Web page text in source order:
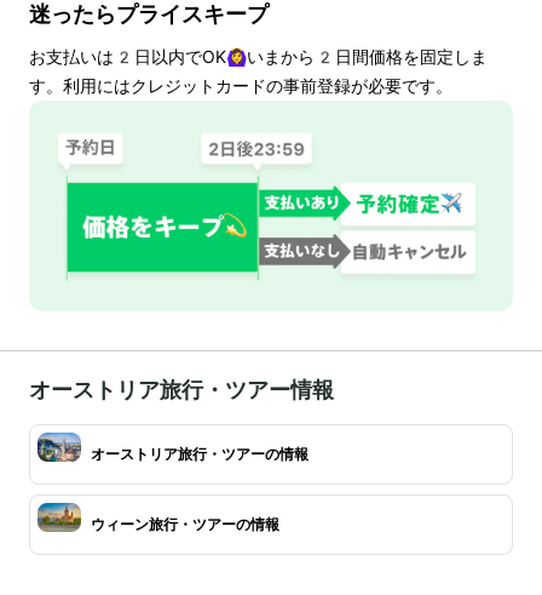
迷ったらプライスキープ
お支払いは 2 日以内でOK🙆‍♀️いまから 2 日間価格を固定しま
す。利用にはクレジットカードの事前登録が必要です。
オーストリア旅行・ツアー情報
オーストリア旅行・ツアーの情報
ウィーン旅行・ツアーの情報